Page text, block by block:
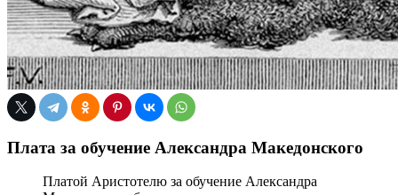
Плата за обучение Александра Македонского
Платой Аристотелю за обучение Александра